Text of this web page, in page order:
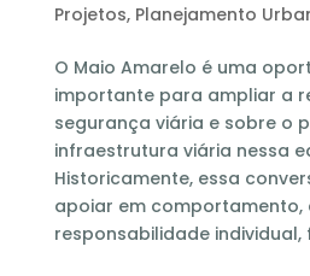
Projetos, Planejamento
O Maio Amarelo é uma
importante para ampliar a
segurança viária e sobre o
infraestrutura viária nessa
Historicamente, essa
apoiar em comportamento,
responsabilidade individual,